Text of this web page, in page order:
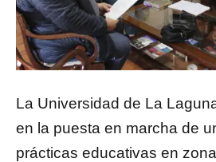
La Universidad de La
en la puesta en marcha de
prácticas educativas en